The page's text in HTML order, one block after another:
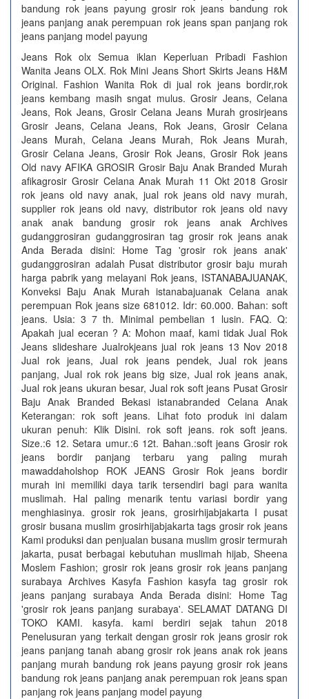
bandung rok jeans payung grosir rok jeans bandung rok
jeans panjang anak perempuan rok jeans span panjang rok
jeans panjang model payung
Jeans Rok olx Semua iklan Keperluan Pribadi Fashion
Wanita Jeans OLX. Rok Mini Jeans Short Skirts Jeans H&M
Original. Fashion Wanita Rok di jual rok jeans bordir,rok
jeans kembang masih sngat mulus. Grosir Jeans, Celana
Jeans, Rok Jeans, Grosir Celana Jeans Murah grosirjeans
Grosir Jeans, Celana Jeans, Rok Jeans, Grosir Celana
Jeans Murah, Celana Jeans Murah, Rok Jeans Murah,
Grosir Celana Jeans, Grosir Rok Jeans, Grosir Rok jeans
Old navy AFIKA GROSIR Grosir Baju Anak Branded Murah
afikagrosir Grosir Celana Anak Murah 11 Okt 2018 Grosir
rok jeans old navy anak, jual rok jeans old navy murah,
supplier rok jeans old navy, distributor rok jeans old navy
anak anak bandung grosir rok jeans anak Archives
gudanggrosiran gudanggrosiran tag grosir rok jeans anak
Anda Berada disini: Home Tag 'grosir rok jeans anak'
gudanggrosiran adalah Pusat distributor grosir baju murah
harga pabrik yang melayani Rok jeans, ISTANABAJUANAK,
Konveksi Baju Anak Murah istanabajuanak Celana anak
perempuan Rok jeans size 681012. Idr: 60.000. Bahan: soft
jeans. Usia: 3 7 th. Minimal pembelian 1 lusin. FAQ. Q:
Apakah jual eceran ? A: Mohon maaf, kami tidak Jual Rok
Jeans slideshare Jualrokjeans jual rok jeans 13 Nov 2018
Jual rok jeans, Jual rok jeans pendek, Jual rok jeans
panjang, Jual rok rok jeans big size, Jual rok jeans anak,
Jual rok jeans ukuran besar, Jual rok soft jeans Pusat Grosir
Baju Anak Branded Bekasi istanabranded Celana Anak
Keterangan: rok soft jeans. Lihat foto produk ini dalam
ukuran penuh: Klik Disini. rok soft jeans. rok soft jeans.
Size.:6 12. Setara umur.:6 12t. Bahan.:soft jeans Grosir rok
jeans bordir panjang terbaru yang paling murah
mawaddaholshop ROK JEANS Grosir Rok jeans bordir
murah ini memiliki daya tarik tersendiri bagi para wanita
muslimah. Hal paling menarik tentu variasi bordir yang
menghiasinya. grosir rok jeans, grosirhijabjakarta I pusat
grosir busana muslim grosirhijabjakarta tags grosir rok jeans
Kami produksi dan penjualan busana muslim grosir termurah
jakarta, pusat berbagai kebutuhan muslimah hijab, Sheena
Moslem Fashion; grosir rok jeans grosir rok jeans panjang
surabaya Archives Kasyfa Fashion kasyfa tag grosir rok
jeans panjang surabaya Anda Berada disini: Home Tag
'grosir rok jeans panjang surabaya'. SELAMAT DATANG DI
TOKO KAMI. kasyfa. kami berdiri sejak tahun 2018
Penelusuran yang terkait dengan grosir rok jeans grosir rok
jeans panjang tanah abang grosir rok jeans anak rok jeans
panjang murah bandung rok jeans payung grosir rok jeans
bandung rok jeans panjang anak perempuan rok jeans span
panjang rok jeans panjang model payung